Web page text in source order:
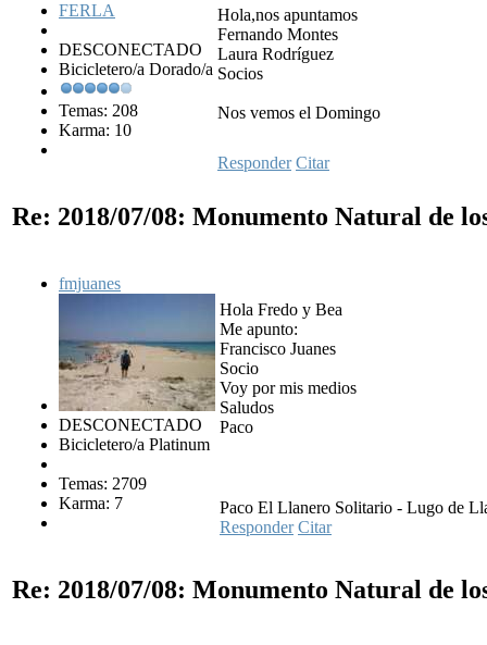
FERLA
DESCONECTADO
Bicicletero/a Dorado/a
Temas: 208
Karma: 10
Hola,nos apuntamos
Fernando Montes
Laura Rodríguez
Socios
Nos vemos el Domingo
Responder Citar
Re: 2018/07/08: Monumento Natural de
fmjuanes
DESCONECTADO
Bicicletero/a Platinum
Temas: 2709
Karma: 7
Hola Fredo y Bea
Me apunto:
Francisco Juanes
Socio
Voy por mis medios
Saludos
Paco
Paco El Llanero Solitario - Lugo de
Responder Citar
Re: 2018/07/08: Monumento Natural de